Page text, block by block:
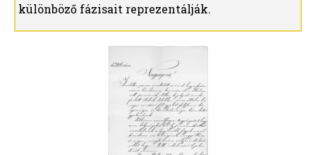
különböző fázisait reprezentálják.